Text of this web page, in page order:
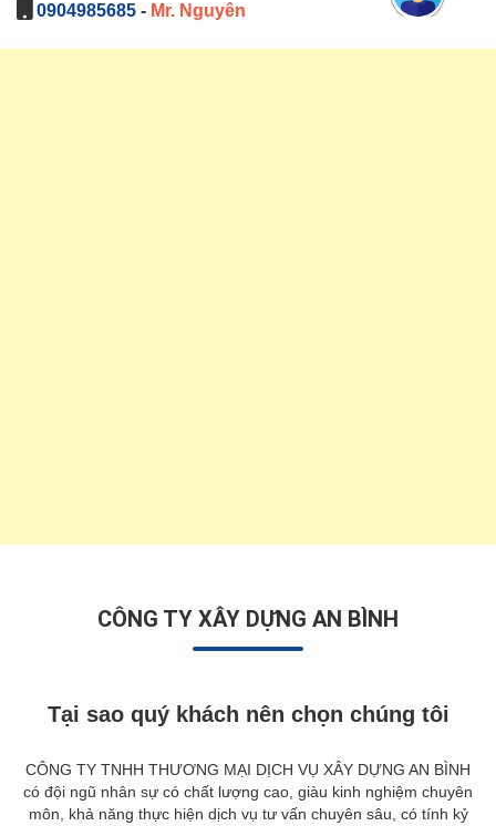
0904985685 - Mr. Nguyên
CÔNG TY XÂY DỰNG AN BÌNH
Tại sao quý khách nên chọn chúng tôi
CÔNG TY TNHH THƯƠNG MẠI DỊCH VỤ XÂY DỰNG AN BÌNH
có đội ngũ nhân sự có chất lượng cao, giàu kinh nghiệm chuyên
môn, khả năng thực hiện dịch vụ tư vấn chuyên sâu, có tính kỷ